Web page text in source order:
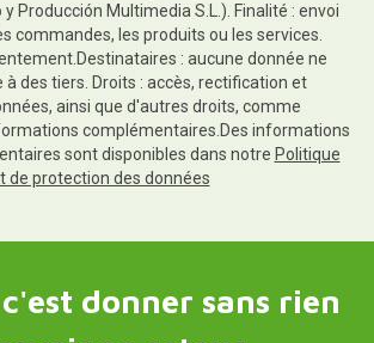
Producción Multimedia S.L.). Finalité : envoi
commandes, les produits ou les services.
: aucune donnée ne
des tiers. Droits : accès, rectification et
ainsi que d'autres droits, comme
complémentaires.Des informations
sont disponibles dans notre Politique
de protection des données
donner sans rien